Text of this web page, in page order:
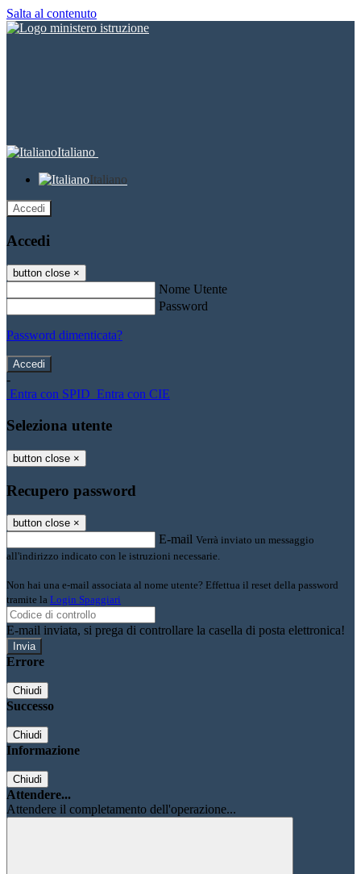
Salta al contenuto
Italiano
Italiano
Accedi
Accedi
button close ×
Nome Utente
Password
Password dimenticata?
-
Entra con SPID Entra con CIE
Seleziona utente
button close ×
Recupero password
button close ×
E-mail Verrà inviato un messaggio
all'indirizzo indicato con le istruzioni necessarie.
Non hai una e-mail associata al nome utente? Effettua il reset della password
tramite la Login Spaggiari
E-mail inviata, si prega di controllare la casella di posta elettronica!
Errore
Chiudi
Successo
Chiudi
Informazione
Chiudi
Attendere...
Attendere il completamento dell'operazione...